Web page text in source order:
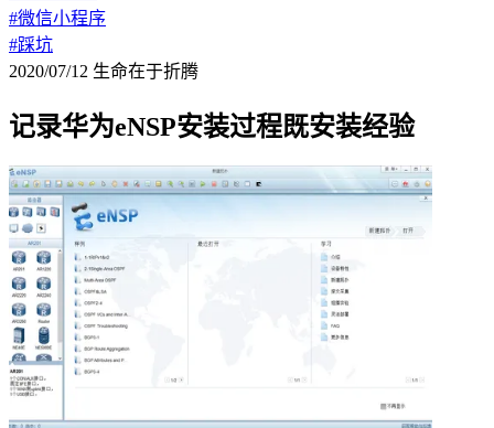
#微信小程序
#踩坑
2020/07/12 生命在于折腾
记录华为eNSP安装过程既安装经验